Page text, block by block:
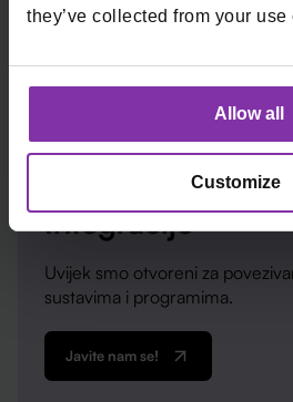
they’ve collected from your
Allow all
Customize
Savjetovat ćemo vas prilikom
Integracije
Uvijek smo otvoreni za
sustavima i programima.
Javite nam se!